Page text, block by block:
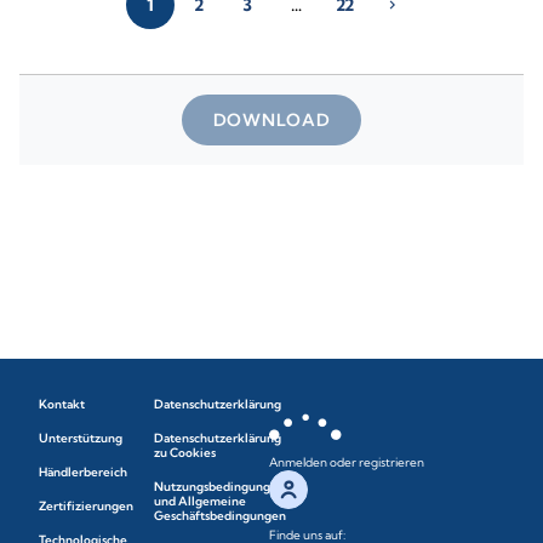
1 2 3 … 22 chevron_right
DOWNLOAD
Kontakt
Unterstützung
Händlerbereich
Zertifizierungen
Datenschutzerklärung
Datenschutzerklärung
zu Cookies
Nutzungsbedingungen
und Allgemeine
Geschäftsbedingungen
Anmelden oder registrieren
Finde uns auf: